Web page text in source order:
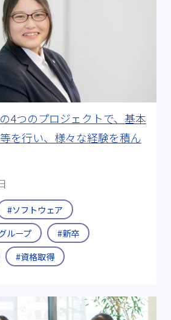
4つのプロジェクトで、基本
を行い、様々な経験を積ん
#ソフトウェア
ループ
#新卒
#資格取得